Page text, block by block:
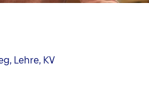
Lehre, KV